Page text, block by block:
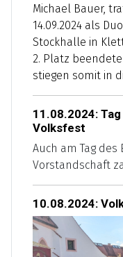
Michael Bauer,
14.09.2024 als
Stockhalle in
2. Platz
stiegen somit in
11.08.2024:
Volksfest
Auch am Tag
Vorstandschaft
10.08.2024: